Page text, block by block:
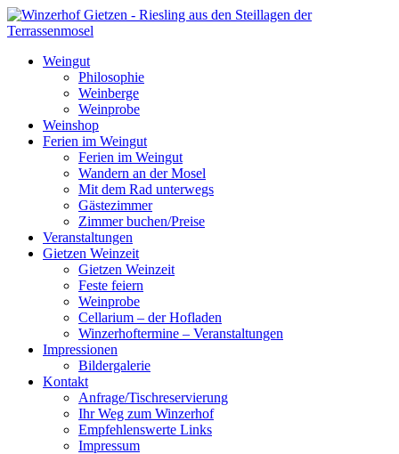
Weingut
Philosophie
Weinberge
Weinprobe
Weinshop
Ferien im Weingut
Ferien im Weingut
Wandern an der Mosel
Mit dem Rad unterwegs
Gästezimmer
Zimmer buchen/Preise
Veranstaltungen
Gietzen Weinzeit
Gietzen Weinzeit
Feste feiern
Weinprobe
Cellarium – der Hofladen
Winzerhoftermine – Veranstaltungen
Impressionen
Bildergalerie
Kontakt
Anfrage/Tischreservierung
Ihr Weg zum Winzerhof
Empfehlenswerte Links
Impressum